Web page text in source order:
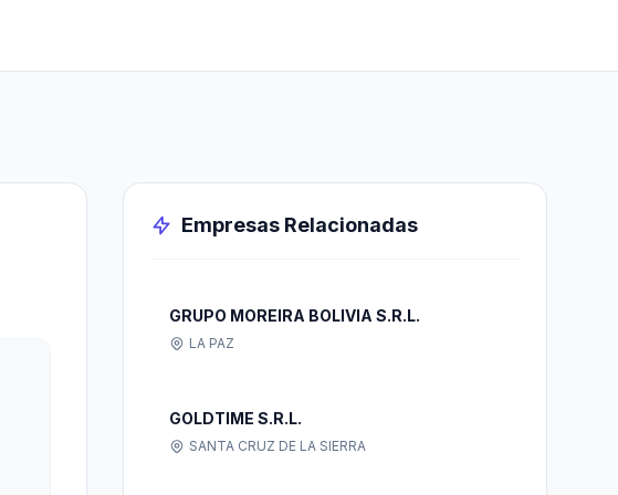
Empresas Relacionadas
GRUPO MOREIRA BOLIVIA S.R.L.
LA PAZ
GOLDTIME S.R.L.
SANTA CRUZ DE LA SIERRA